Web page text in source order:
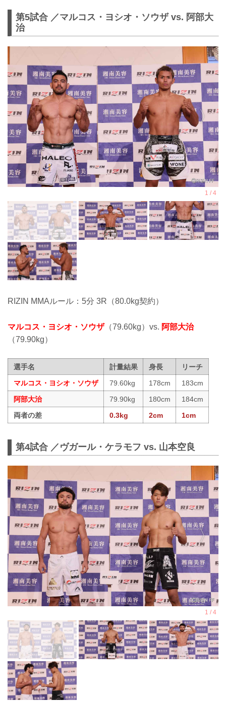
第5試合 ／マルコス・ヨシオ・ソウザ vs. 阿部大
治
RIZIN MMAルール：5分 3R（80.0kg契約）
マルコス・ヨシオ・ソウザ（79.60kg）vs. 阿部大治
（79.90kg）
選手名 計量結果 身長
リーチ
マルコス・ヨシオ・ソウザ
79.60kg 178cm
183cm
阿部大治
79.90kg 180cm
184cm
両者の差
0.3kg 2cm 1cm
第4試合 ／ヴガール・ケラモフ vs. 山本空良